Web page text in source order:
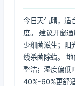
今日天气晴，适
度。 建议开窗
少细菌滋生；阳
线杀菌除螨。
整洁；湿度偏低
40%-60%更舒